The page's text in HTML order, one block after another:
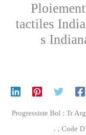
tactiles
s
Progressiste Bol : Tr
, Code